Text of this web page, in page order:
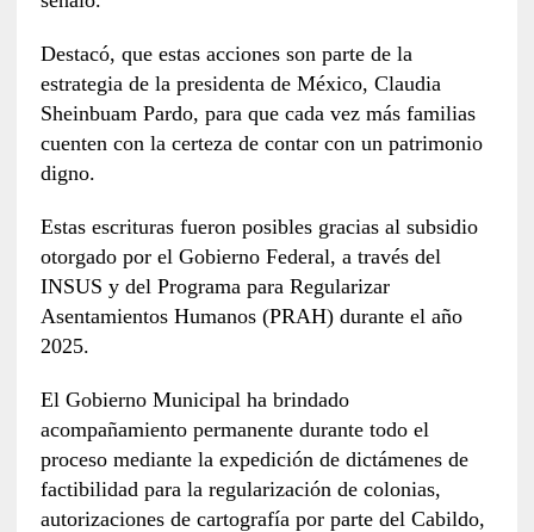
Destacó, que estas acciones son parte de la
estrategia de la presidenta de México, Claudia
Sheinbuam Pardo, para que cada vez más familias
cuenten con la certeza de contar con un patrimonio
digno.
Estas escrituras fueron posibles gracias al subsidio
otorgado por el Gobierno Federal, a través del
INSUS y del Programa para Regularizar
Asentamientos Humanos (PRAH) durante el año
2025.
El Gobierno Municipal ha brindado
acompañamiento permanente durante todo el
proceso mediante la expedición de dictámenes de
factibilidad para la regularización de colonias,
autorizaciones de cartografía por parte del Cabildo,